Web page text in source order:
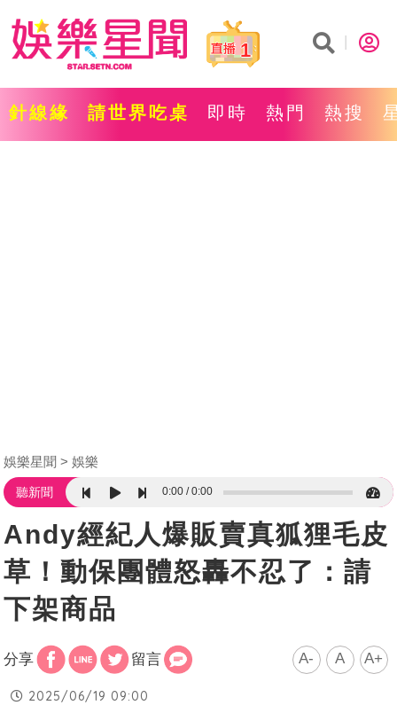
1
針線緣 請世界吃桌 即時 熱門 熱搜
娛樂星聞 娛樂
聽新聞 0:00 0:00
Andy經紀人爆販賣真狐狸毛皮
草！動保團體怒轟不忍了：請
下架商品
分享 留言 A- A A+
2025/06/19 09:00